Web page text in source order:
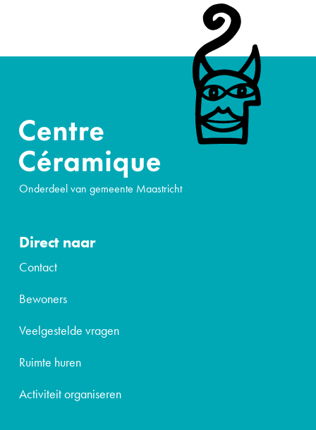
Onderdeel van gemeente Maastricht
Direct naar
Contact
Bewoners
Veelgestelde vragen
Ruimte huren
Activiteit organiseren